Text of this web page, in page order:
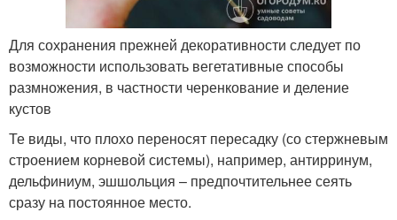
Для сохранения прежней декоративности следует по
возможности использовать вегетативные способы
размножения, в частности черенкование и деление
кустов
Те виды, что плохо переносят пересадку (со стержневым
строением корневой системы), например, антирринум,
дельфиниум, эшшольция – предпочтительнее сеять
сразу на постоянное место.